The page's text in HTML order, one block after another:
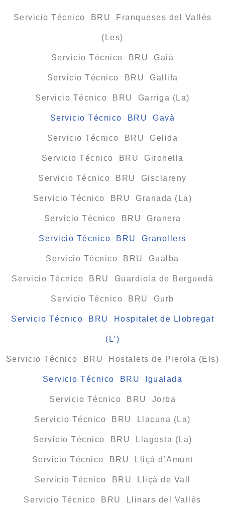
Servicio Técnico BRU Franqueses del Vallès
(Les)
Servicio Técnico BRU Gaià
Servicio Técnico BRU Gallifa
Servicio Técnico BRU Garriga (La)
Servicio Técnico BRU Gavà
Servicio Técnico BRU Gelida
Servicio Técnico BRU Gironella
Servicio Técnico BRU Gisclareny
Servicio Técnico BRU Granada (La)
Servicio Técnico BRU Granera
Servicio Técnico BRU Granollers
Servicio Técnico BRU Gualba
Servicio Técnico BRU Guardiola de Berguedà
Servicio Técnico BRU Gurb
Servicio Técnico BRU Hospitalet de Llobregat
(L’)
Servicio Técnico BRU Hostalets de Pierola (Els)
Servicio Técnico BRU Igualada
Servicio Técnico BRU Jorba
Servicio Técnico BRU Llacuna (La)
Servicio Técnico BRU Llagosta (La)
Servicio Técnico BRU Lliçà d’Amunt
Servicio Técnico BRU Lliçà de Vall
Servicio Técnico BRU Llinars del Vallès